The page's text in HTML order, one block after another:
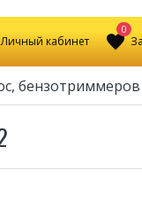
Личный кабинет
0
бензотриммеров